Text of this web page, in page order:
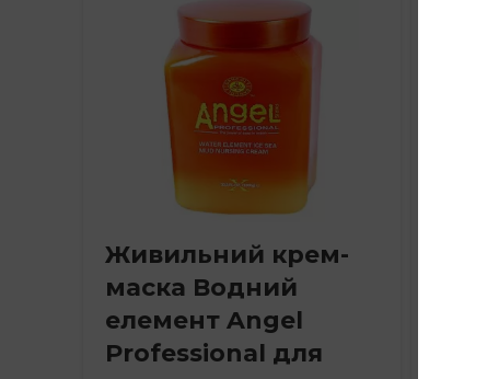
Живильний крем-
маска Водний
елемент Angel
Professional для